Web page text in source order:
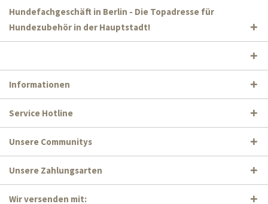
Hundefachgeschäft in Berlin - Die Topadresse für
Hundezubehör in der Hauptstadt!
Informationen
Service Hotline
Unsere Communitys
Unsere Zahlungsarten
Wir versenden mit: